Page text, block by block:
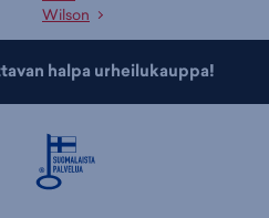
Wilson
halpa urheilukauppa!